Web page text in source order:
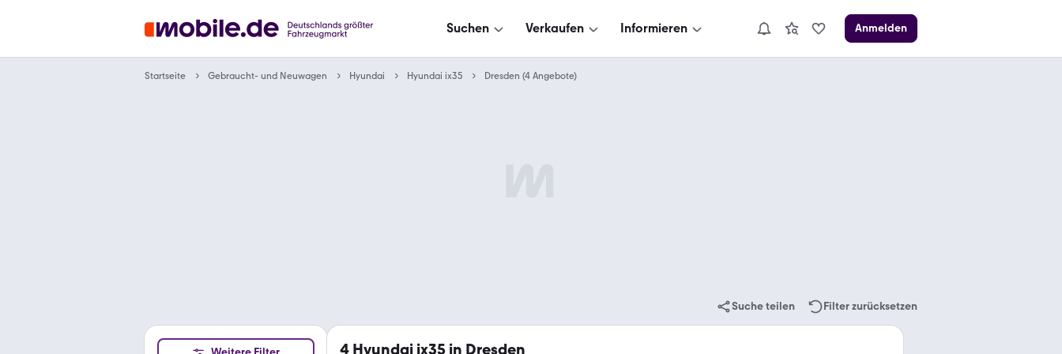
Suchen Verkaufen Informieren Anmelden
Startseite Gebraucht- und Neuwagen Hyundai Hyundai ix35 Dresden (4 Angebote)
Suche teilen Filter zurücksetzen
4 Hyundai ix35 in Dresden